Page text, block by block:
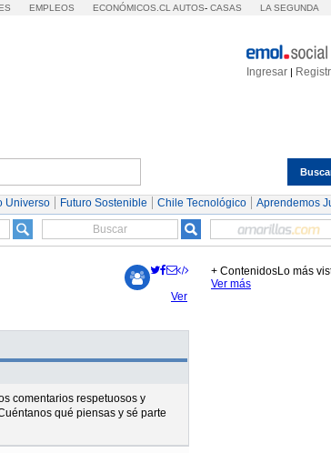
EMPLEOS ECONÓMICOS.CL AUTOS- CASAS LA SEGUNDA
Ingresar |
Universo Futuro Sostenible Chile Tecnológico Aprendemos
comentarios respetuosos y
qué piensas y sé parte
Ver
Lo más
+ Contenidos
Ver más